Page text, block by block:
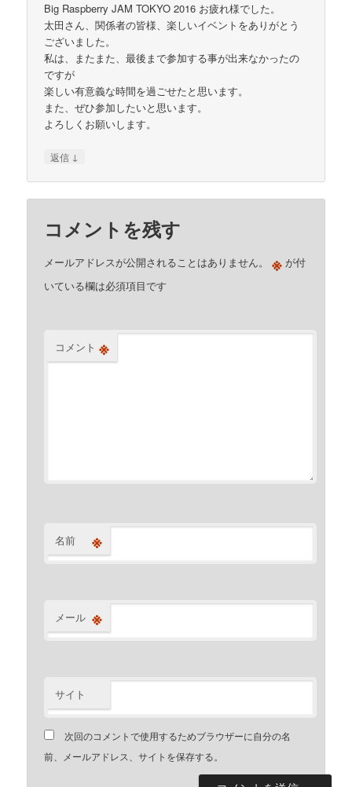
Big Raspberry JAM TOKYO 2016 お疲れ様でした。
太田さん、関係者の皆様、楽しいイベントをありがとう
ございました。
私は、またまた、最後まで参加する事が出来なかったの
ですが
楽しい有意義な時間を過ごせたと思います。
また、ぜひ参加したいと思います。
よろしくお願いします。
返信 ↓
コメントを残す
メールアドレスが公開されることはありません。 ※ が付
いている欄は必須項目です
コメント ※
名前 ※
メール ※
サイト
次回のコメントで使用するためブラウザーに自分の名
前、メールアドレス、サイトを保存する。